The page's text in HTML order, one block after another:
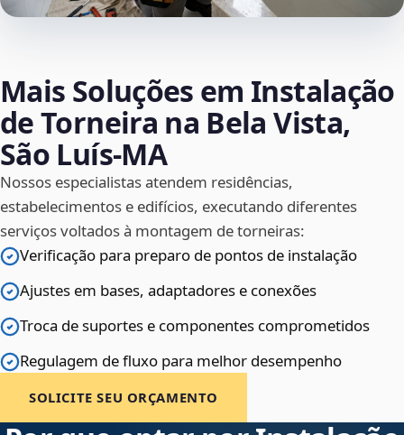
Mais Soluções em Instalação
de Torneira na Bela Vista,
São Luís‑MA
Nossos especialistas atendem residências,
estabelecimentos e edifícios, executando diferentes
serviços voltados à montagem de torneiras:
Verificação para preparo de pontos de instalação
Ajustes em bases, adaptadores e conexões
Troca de suportes e componentes comprometidos
Regulagem de fluxo para melhor desempenho
SOLICITE SEU ORÇAMENTO